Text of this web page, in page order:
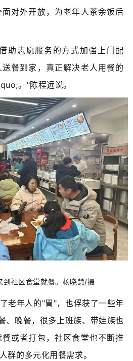
对外开放，为老年人茶余饭后
助志愿服务的方式加强上门配
餐到家，真正解决老人用餐的
。"陈程远说。
到社区食堂就餐。杨晓慧/摄
老年人的"胃"，也俘获了一些年
、晚餐，很多上班族、带娃族也
或者打包，社区食堂也不断推
群的多元化用餐需求。